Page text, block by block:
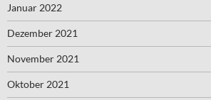
Januar 2022
Dezember 2021
November 2021
Oktober 2021